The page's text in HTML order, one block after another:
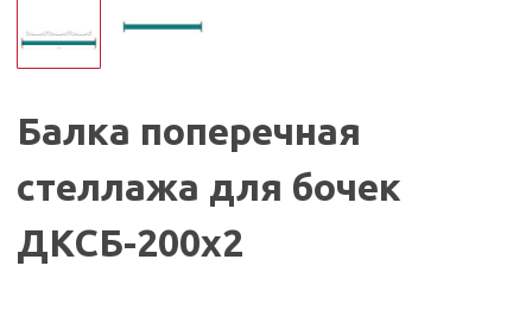
Балка поперечная
стеллажа для бочек
ДКСБ-200х2